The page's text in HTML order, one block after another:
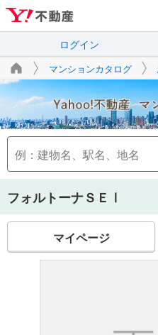
ログイン
マンションカタログ
フォルトーナＳＥⅠ
マイページ